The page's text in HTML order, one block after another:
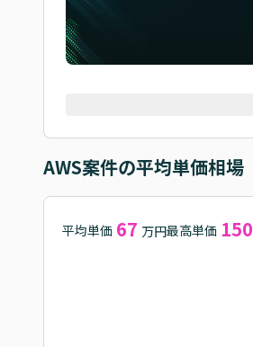
AWS案件の平均単価相場
平均単価 67 万円最高単価 150